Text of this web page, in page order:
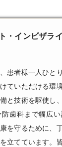
・インビザラ
患者様一人ひと
ていただける環
と技術を駆使し
歯科まで幅広
を守るために、
立てています。